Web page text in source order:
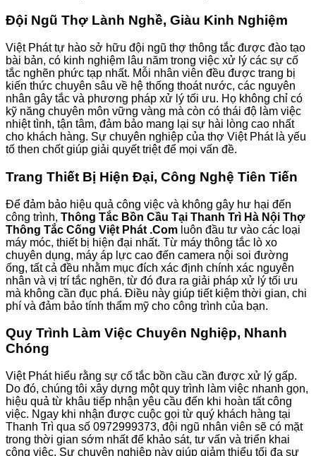
Đội Ngũ Thợ Lành Nghề, Giàu Kinh Nghiệm
Việt Phát tự hào sở hữu đội ngũ thợ thông tắc được đào tạo
bài bản, có kinh nghiệm lâu năm trong việc xử lý các sự cố
tắc nghẽn phức tạp nhất. Mỗi nhân viên đều được trang bị
kiến thức chuyên sâu về hệ thống thoát nước, các nguyên
nhân gây tắc và phương pháp xử lý tối ưu. Họ không chỉ có
kỹ năng chuyên môn vững vàng mà còn có thái độ làm việc
nhiệt tình, tận tâm, đảm bảo mang lại sự hài lòng cao nhất
cho khách hàng. Sự chuyên nghiệp của thợ Việt Phát là yếu
tố then chốt giúp giải quyết triệt để mọi vấn đề.
Trang Thiết Bị Hiện Đại, Công Nghệ Tiên Tiến
Để đảm bảo hiệu quả công việc và không gây hư hại đến
công trình, Thông Tắc Bồn Cầu Tại Thanh Trì Hà Nội Thợ
Thông Tắc Cống Việt Phát .Com luôn đầu tư vào các loại
máy móc, thiết bị hiện đại nhất. Từ máy thông tắc lò xo
chuyên dụng, máy áp lực cao đến camera nội soi đường
ống, tất cả đều nhằm mục đích xác định chính xác nguyên
nhân và vị trí tắc nghẽn, từ đó đưa ra giải pháp xử lý tối ưu
mà không cần đục phá. Điều này giúp tiết kiệm thời gian, chi
phí và đảm bảo tính thẩm mỹ cho công trình của bạn.
Quy Trình Làm Việc Chuyên Nghiệp, Nhanh
Chóng
Việt Phát hiểu rằng sự cố tắc bồn cầu cần được xử lý gấp.
Do đó, chúng tôi xây dựng một quy trình làm việc nhanh gọn,
hiệu quả từ khâu tiếp nhận yêu cầu đến khi hoàn tất công
việc. Ngay khi nhận được cuộc gọi từ quý khách hàng tại
Thanh Trì qua số 0972999373, đội ngũ nhân viên sẽ có mặt
trong thời gian sớm nhất để khảo sát, tư vấn và triển khai
công việc. Sự chuyên nghiệp này giúp giảm thiểu tối đa sự